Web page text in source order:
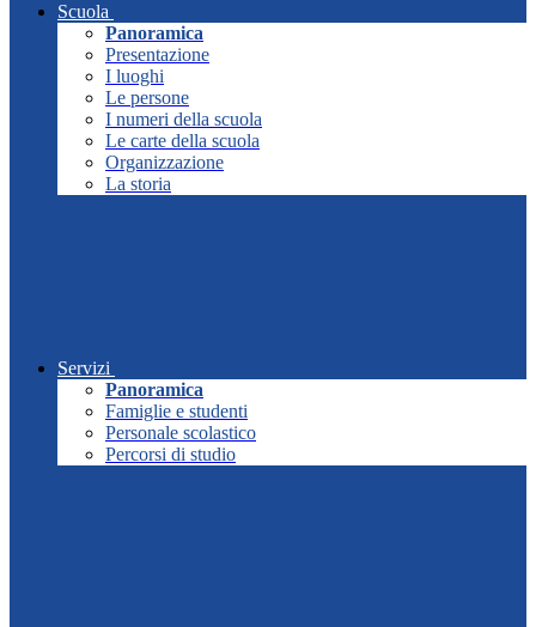
Scuola
Panoramica
Presentazione
I luoghi
Le persone
I numeri della scuola
Le carte della scuola
Organizzazione
La storia
Servizi
Panoramica
Famiglie e studenti
Personale scolastico
Percorsi di studio